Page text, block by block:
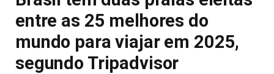
entre as 25 melhores do
mundo para viajar em 2025,
segundo Tripadvisor